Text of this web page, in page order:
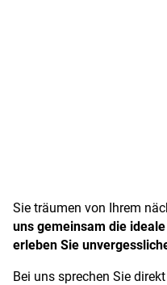
Sie träumen von Ihrem
uns gemeinsam die
erleben Sie
Bei uns sprechen Sie